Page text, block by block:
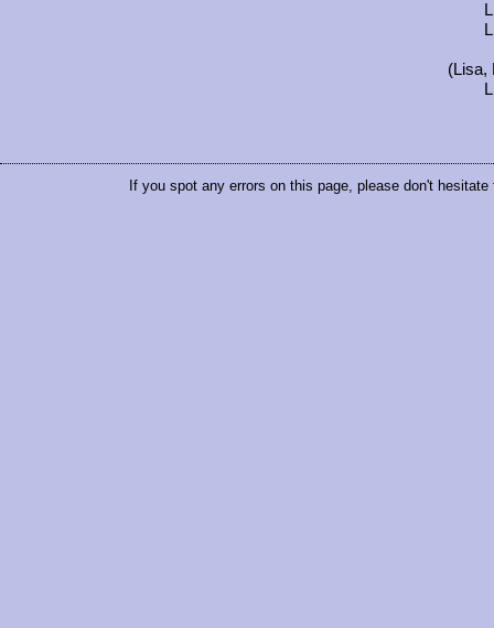
(Lisa,
If you spot any errors on this page, please don't